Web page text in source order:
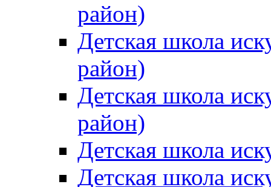
район)
Детская школа
район)
Детская школа
район)
Детская школа
Детская школа